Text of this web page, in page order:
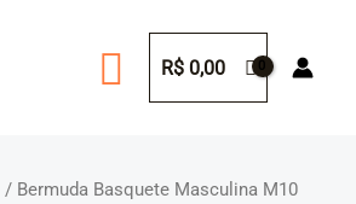
Pesquisar
R$0,00
/ Bermuda Basquete Masculina M10